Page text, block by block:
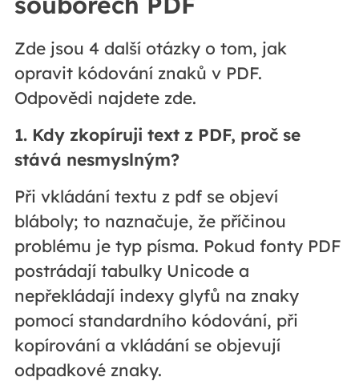
Zde jsou 4 další otázky o tom, jak
opravit kódování znaků v PDF.
Odpovědi najdete zde.
1. Kdy zkopíruji text z PDF, proč se
stává nesmyslným?
Při vkládání textu z pdf se objeví
bláboly; to naznačuje, že příčinou
problému je typ písma. Pokud fonty PDF
postrádají tabulky Unicode a
nepřekládají indexy glyfů na znaky
pomocí standardního kódování, při
kopírování a vkládání se objevují
odpadkové znaky.